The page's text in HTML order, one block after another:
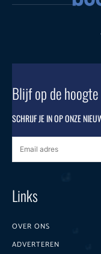
Blijf op de hoogte
SCHRIJF JE IN OP ONZE
Links
OVER ONS
ADVERTEREN